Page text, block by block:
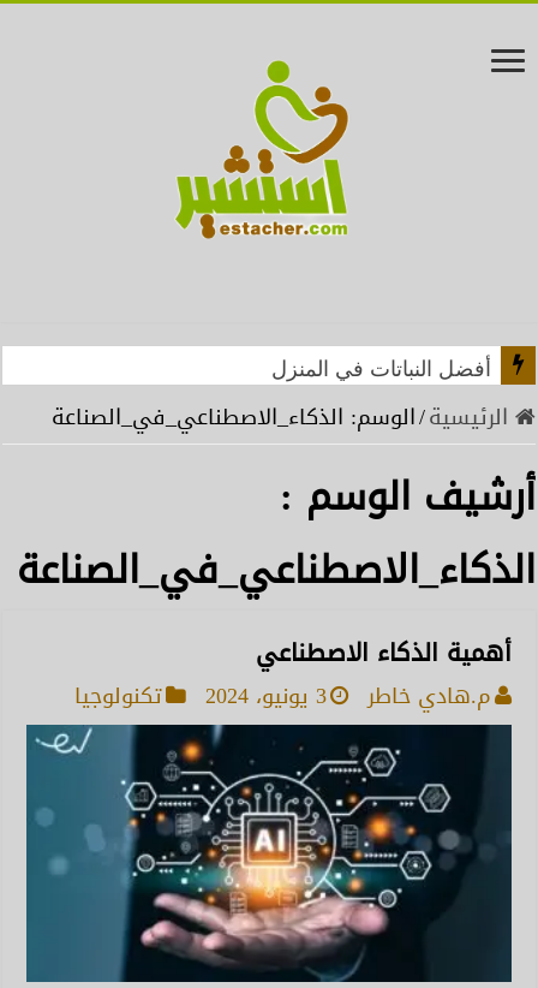
أفضل النباتات في المنزل
الرئيسية/الوسم: الذكاء_الاصطناعي_في_الصناعة
أرشيف الوسم :
الذكاء_الاصطناعي_في_الصناعة
أهمية الذكاء الاصطناعي
م.هادي خاطر 3 يونيو، 2024 تكنولوجيا